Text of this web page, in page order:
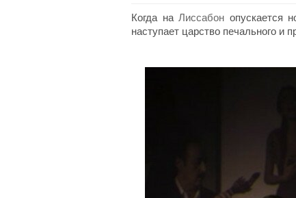
Когда наЛиссабон опускается
наступает царство печального и